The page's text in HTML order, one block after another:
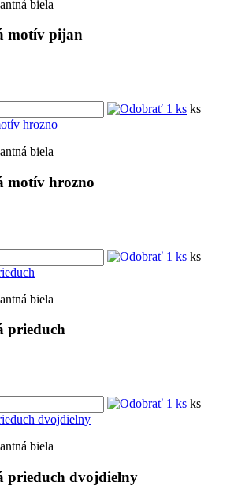
biela
motív pijan
ks
biela
motív hrozno
ks
biela
prieduch
ks
biela
prieduch dvojdielny